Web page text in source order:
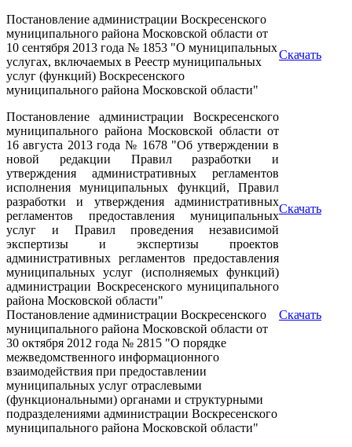
Постановление администрации Воскресенского
муниципального района Московской области от
10 сентября 2013 года № 1853 "О муниципальных
услугах, включаемых в Реестр муниципальных
услуг (функций) Воскресенского
муниципального района Московской области"
Скачать
Постановление администрации Воскресенского
муниципального района Московской области от
16 августа 2013 года № 1678 "Об утверждении в
новой редакции Правил разработки и
утверждения административных регламентов
исполнения муниципальных функций, Правил
разработки и утверждения административных
регламентов предоставления муниципальных
услуг и Правил проведения независимой
экспертизы и экспертизы проектов
административных регламентов предоставления
муниципальных услуг (исполняемых функций)
администрации Воскресенского муниципального
района Московской области"
Скачать
Постановление администрации Воскресенского
муниципального района Московской области от
30 октября 2012 года № 2815 "О порядке
межведомственного информационного
взаимодействия при предоставлении
муниципальных услуг отраслевыми
(функциональными) органами и структурными
подразделениями администрации Воскресенского
муниципального района Московской области"
Скачать